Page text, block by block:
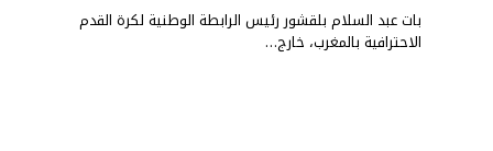
بات عبد السلام بلقشور رئيس الرابطة الوطنية لكرة القدم
الاحترافية بالمغرب، خارج…